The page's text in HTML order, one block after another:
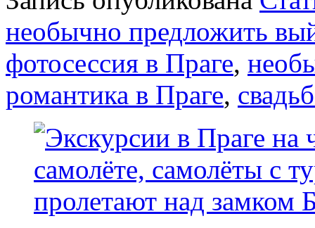
необычно предложить
фотосессия в Праге,
романтика в Праге,